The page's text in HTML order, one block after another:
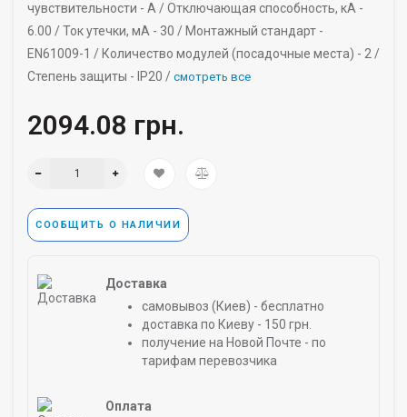
чувствительности - A /Отключающая способность, кА -
6.00 /Ток утечки, мА - 30 / Монтажный стандарт -
EN61009-1 / Количество модулей (посадочные места) - 2 /
Степень защиты - IP20 / смотреть все
2094.08 грн.
СООБЩИТЬ О НАЛИЧИИ
Доставка
самовывоз (Киев) - бесплатно
доставка по Киеву - 150 грн.
получение на Новой Почте - по
тарифам перевозчика
Оплата